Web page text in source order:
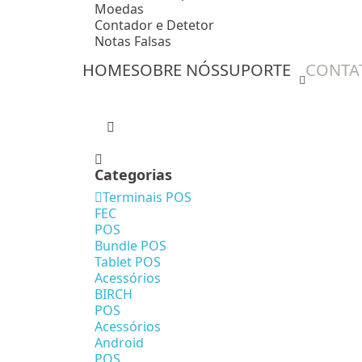
Moedas
Contador e Detetor
Notas Falsas
HOMESOBRE NÓSSUPORTE
Categorias
Terminais POS
FEC
POS
Bundle POS
Tablet POS
Acessórios
BIRCH
POS
Acessórios
Android